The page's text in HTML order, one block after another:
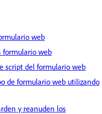
web
formulario web
script del formulario web
de formulario web utilizando
y reanuden los